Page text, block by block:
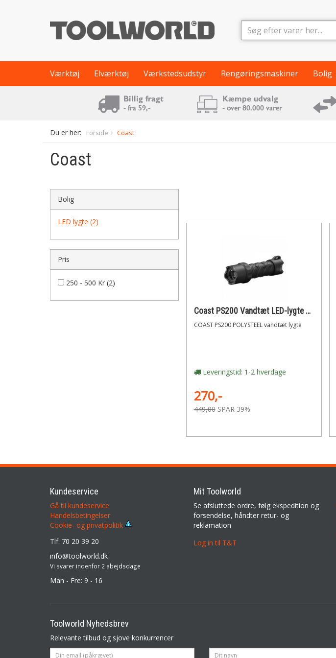
Værktøj Elværktøj Værkstedsudstyr Rengøringsmaskiner Bolig
Du er her: Forside Coast
Coast
Bolig
LED lygte (2)
Pris
250 - 500 Kr (2)
Coast PS200 Vandtæt LED-lygte POLYSTEEL 250 lumen 3 styrker
COAST PS200 POLYSTEEL vandtæt lygte
Leveringstid: 1-2 hverdage
270,-
449,00 SPAR 39%
Kundeservice
Gå til kundeservice
Handelsbetingelser
Cookie- og privatpolitik
Tlf: 70 20 39 20
info@toolworld.dk
Vi svarer indenfor 2 abejdsdage
Man - Fre: 9 - 16
Mit Toolworld
Se afsluttede ordre, følg ekspedition og
forsendelse, håndter retur- og
reklamation
Log in til T&T
Toolworld Nyhedsbrev
Relevante tilbud og sjove konkurrencer